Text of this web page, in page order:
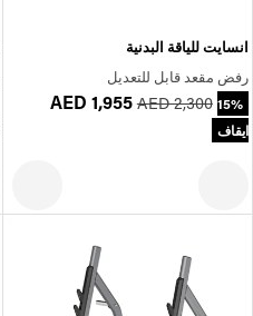
انسايت للياقة البدنية
رفض مقعد قابل للتعديل
AED 1,955 AED 2,300 15%
ايقاف